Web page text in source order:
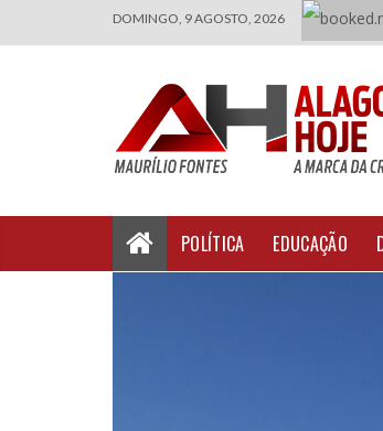
DOMINGO, 9 AGOSTO, 2026
POLÍTICA EDUCAÇÃO